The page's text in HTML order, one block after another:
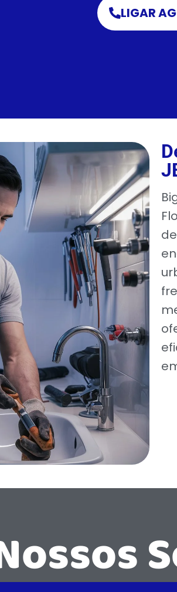
LIGAR